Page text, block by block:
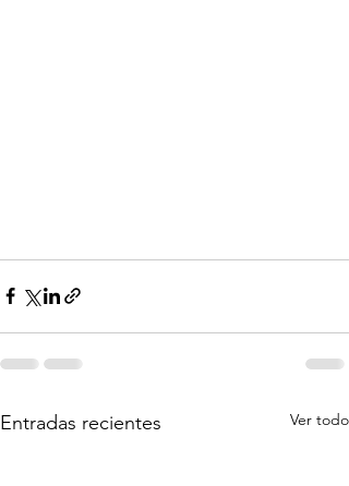
Entradas recientes Ver todo